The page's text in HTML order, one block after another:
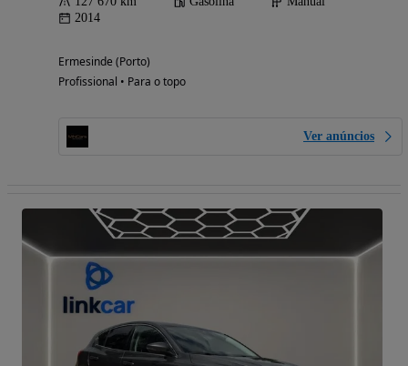
2014
Ermesinde (Porto)
Profissional • Para o topo
Ver anúncios